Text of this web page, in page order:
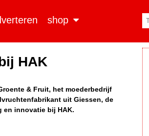
shop
HAK
& Fruit, het moederbedrijf
uit Giessen, de
en innovatie bij HAK.